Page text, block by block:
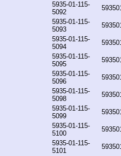
5935-01-115-
5092
5935-01-115-
5093
5935-01-115-
5094
5935-01-115-
5095
5935-01-115-
5096
5935-01-115-
5098
5935-01-115-
5099
5935-01-115-
5100
5935-01-115-
5101